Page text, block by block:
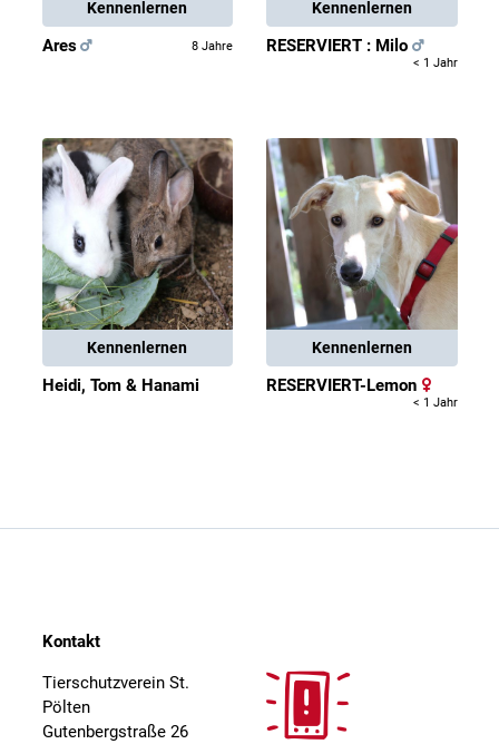
Kennenlernen
Ares 8 Jahre
Kennenlernen
RESERVIERT : Milo
< 1 Jahr
Kennenlernen
Heidi, Tom & Hanami
Kennenlernen
RESERVIERT-Lemon
< 1 Jahr
Kontakt
Tierschutzverein St.
Pölten
Gutenbergstraße 26